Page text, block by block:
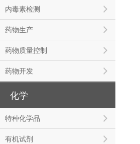
内毒素检测
药物生产
药物质量控制
药物开发
化学
特种化学品
有机试剂